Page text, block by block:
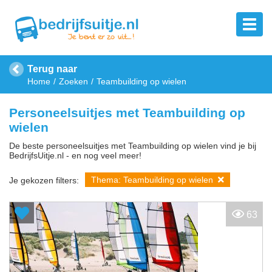
Terug naar
Home Zoeken Teambuilding op wielen
Personeelsuitjes met Teambuilding op
wielen
De beste personeelsuitjes met Teambuilding op wielen vind je bij
BedrijfsUitje.nl - en nog veel meer!
Je gekozen filters: Thema: Teambuilding op wielen
63